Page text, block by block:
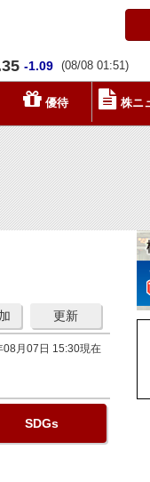
-1.09 (08/08 01:51)
優待 株ニ
更新
08月07日 15:30現在
SDGs